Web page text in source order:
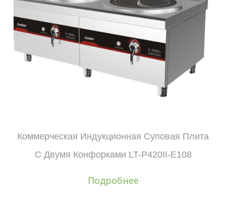
Коммерческая Индукционная Суповая Плита
С Двумя Конфорками LT-P420II-E108
Подробнее